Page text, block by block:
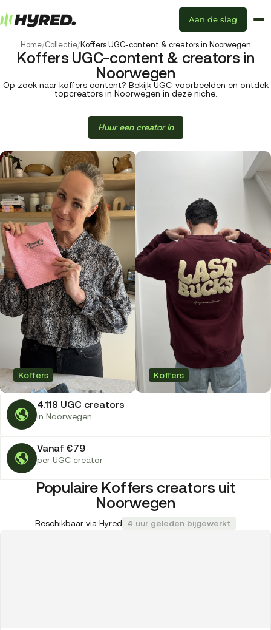
Aan de slag
Home/Collectie/Koffers UGC-content & creators in Noorwegen
Koffers UGC-content & creators in
Noorwegen
Op zoek naar koffers content? Bekijk UGC-voorbeelden en ontdek
topcreators in Noorwegen in deze niche.
Huur een creator in
4.118 UGC creators
in Noorwegen
Koffers Koffers
Vanaf €79
per UGC creator
Populaire Koffers creators uit
Noorwegen
Beschikbaar via Hyred 4 uur geleden bijgewerkt